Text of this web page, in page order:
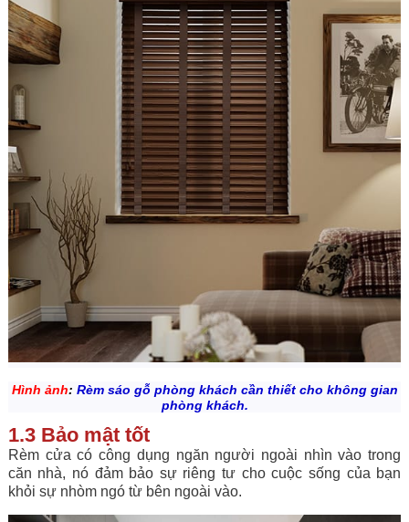
Hình ảnh: Rèm sáo gỗ phòng khách cần thiết cho không gian
phòng khách.
1.3 Bảo mật tốt
Rèm cửa có công dụng ngăn người ngoài nhìn vào trong
căn nhà, nó đảm bảo sự riêng tư cho cuộc sống của bạn
khỏi sự nhòm ngó từ bên ngoài vào.